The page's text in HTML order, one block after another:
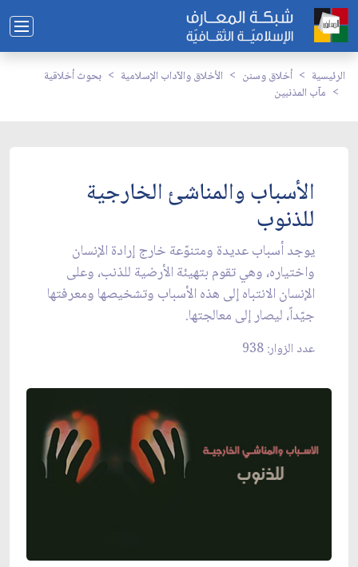
الرئيسية أخلاق وسنن الأخلاق والآداب الإسلامية
بحوث أخلاقية
مآب المذنبين
الأسباب والمناشئ الخارجية
للذنوب
يوجد أسباب عديدة ومتنوّعة خارج إرادة الإنسان
واختياره، وهي تقوم بتهيئة الأرضية للذنب، وعلى
الإنسان الانتباه إلى هذه الأسباب وتشخيصها ومعرفتها
جيّداً، ليصار إلى معالجتها.
عدد الزوار: 938